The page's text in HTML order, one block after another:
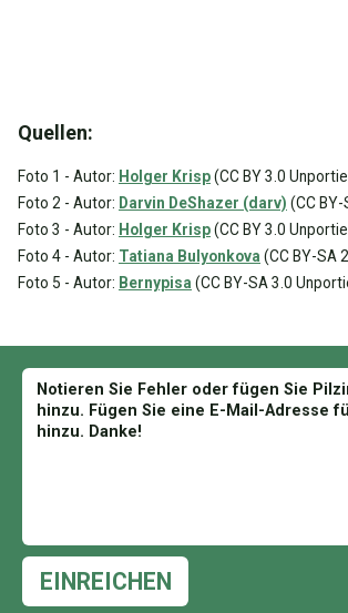
Quellen:
Foto 1 - Autor: Holger Krisp(CC BY 3.0
Foto 2 - Autor: Darvin DeShazer (darv) (CC
Foto 3 - Autor: Holger Krisp(CC BY 3.0
Foto 4 - Autor: Tatiana Bulyonkova (CC BY-SA
Foto 5 - Autor: Bernypisa (CC BY-SA 3.0
EINREICHEN